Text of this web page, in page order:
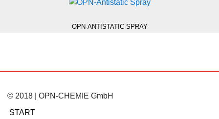
OPN-ANTISTATIC SPRAY
© 2018 | OPN-CHEMIE GmbH
START